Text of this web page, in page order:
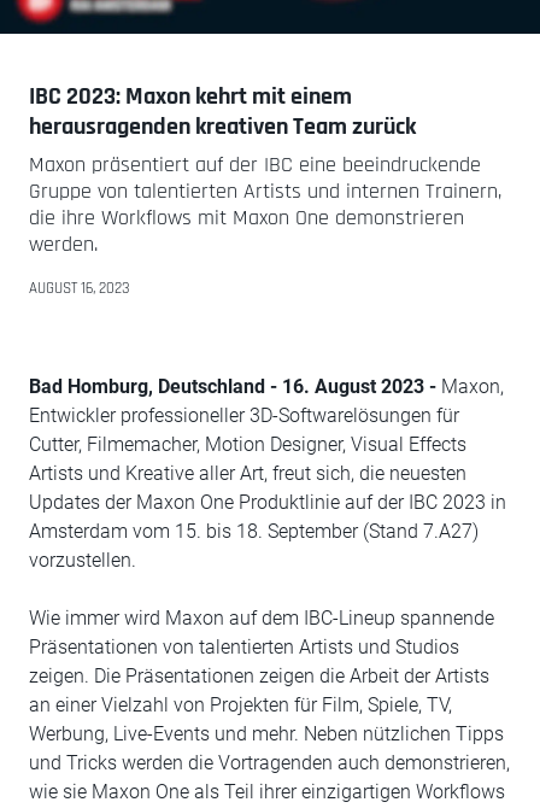
IBC 2023: Maxon kehrt mit einem
herausragenden kreativen Team zurück
Maxon präsentiert auf der IBC eine beeindruckende
Gruppe von talentierten Artists und internen Trainern,
die ihre Workflows mit Maxon One demonstrieren
werden.
AUGUST 16, 2023
Bad Homburg, Deutschland - 16. August 2023 - Maxon,
Entwickler professioneller 3D-Softwarelösungen für
Cutter, Filmemacher, Motion Designer, Visual Effects
Artists und Kreative aller Art, freut sich, die neuesten
Updates der Maxon One Produktlinie auf der IBC 2023 in
Amsterdam vom 15. bis 18. September (Stand 7.A27)
vorzustellen.
Wie immer wird Maxon auf dem IBC-Lineup spannende
Präsentationen von talentierten Artists und Studios
zeigen. Die Präsentationen zeigen die Arbeit der Artists
an einer Vielzahl von Projekten für Film, Spiele, TV,
Werbung, Live-Events und mehr. Neben nützlichen Tipps
und Tricks werden die Vortragenden auch demonstrieren,
wie sie Maxon One als Teil ihrer einzigartigen Workflows